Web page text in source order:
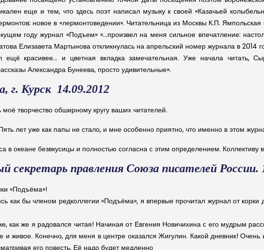
еще и тем, что здесь поэт написал музыку к своей «Казачьей
новое в «лермонтоведении». Читательница из Москвы К.П.
году журнал «Подъем» «…произвел на меня сильное впечатление:
Елизавета Мартынова откликнулась на апрельский номер журнала в 2014
красивее… и цветная вкладка замечательная. Уже начала читать,
Александра Бунеева, просто удивительные».
г. Курск 14.09.2012
творчество обширному кругу ваших читателей.
лет уже как папы не стало, и мне особенно приятно, что именно в этом
в океане безвкусицы и полностью согласна с этим определением.
секретарь правления Союза писателей России.
«Подъёма»!
как бы членом редколлегии «Подъёма», я впервые прочитал журнал от корки
как же я радовался читая! Начиная от Евгения Новичихина с его мудрым
живое. Конечно, для меня в центре оказался Жигулин. Какой дневник! Очень
его повесть. Её надо будет медленно